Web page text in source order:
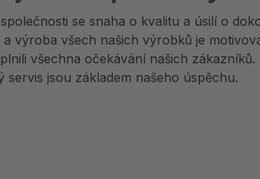
se snaha o kvalitu a úsilí o
výroba všech našich výrobků je
všechna očekávání našich zákazníků.
servis jsou základem našeho úspěchu.